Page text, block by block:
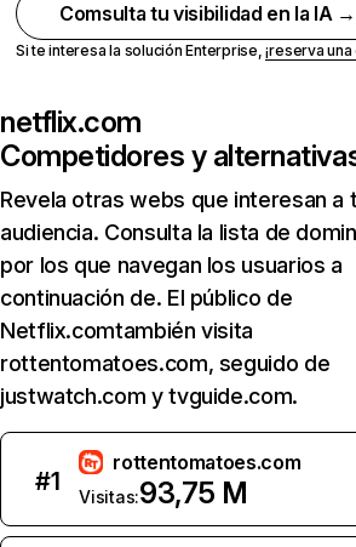
Comsulta tu visibilidad en la IA →
Si te interesa la solución Enterprise,¡reserva
netflix.com
Competidores y
Revela otras webs que interesan a
audiencia. Consulta la lista de
por los que navegan los usuarios a
continuación de. El público de
Netflix.comtambién visita
rottentomatoes.com, seguido de
justwatch.com y tvguide.com.
#1
rottentomatoes.com
Visitas:93,75 M